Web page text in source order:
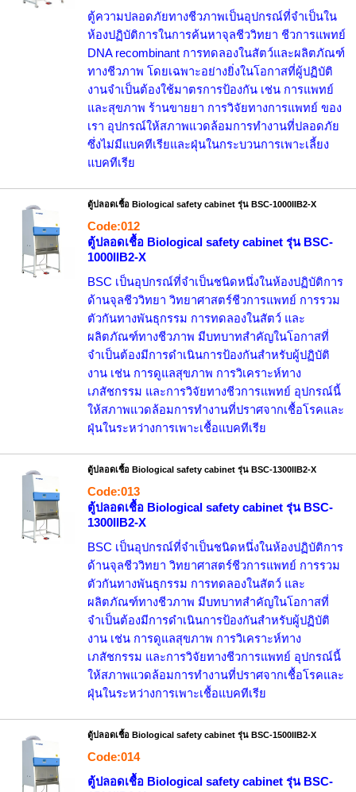
ตู้ความปลอดภัยทางชีวภาพเป็นอุปกรณ์ที่จำเป็นใน
ห้องปฏิบัติการในการค้นหาจุลชีววิทยา ชีวการแพทย์
DNA recombinant การทดลองในสัตว์และผลิตภัณฑ์
ทางชีวภาพ โดยเฉพาะอย่างยิ่งในโอกาสที่ผู้ปฏิบัติ
งานจำเป็นต้องใช้มาตรการป้องกัน เช่น การแพทย์
และสุขภาพ ร้านขายยา การวิจัยทางการแพทย์ ของ
เรา อุปกรณ์ให้สภาพแวดล้อมการทำงานที่ปลอดภัย
ซึ่งไม่มีแบคทีเรียและฝุ่นในกระบวนการเพาะเลี้ยง
แบคทีเรีย
ตู้ปลอดเชื้อ Biological safety cabinet รุ่น BSC-1000IIB2-X
Code:012
ตู้ปลอดเชื้อ Biological safety cabinet รุ่น BSC-
1000IIB2-X
BSC เป็นอุปกรณ์ที่จำเป็นชนิดหนึ่งในห้องปฏิบัติการ
ด้านจุลชีววิทยา วิทยาศาสตร์ชีวการแพทย์ การรวม
ตัวกันทางพันธุกรรม การทดลองในสัตว์ และ
ผลิตภัณฑ์ทางชีวภาพ มีบทบาทสำคัญในโอกาสที่
จำเป็นต้องมีการดำเนินการป้องกันสำหรับผู้ปฏิบัติ
งาน เช่น การดูแลสุขภาพ การวิเคราะห์ทาง
เภสัชกรรม และการวิจัยทางชีวการแพทย์ อุปกรณ์นี้
ให้สภาพแวดล้อมการทำงานที่ปราศจากเชื้อโรคและ
ฝุ่นในระหว่างการเพาะเชื้อแบคทีเรีย
ตู้ปลอดเชื้อ Biological safety cabinet รุ่น BSC-1300IIB2-X
Code:013
ตู้ปลอดเชื้อ Biological safety cabinet รุ่น BSC-
1300IIB2-X
BSC เป็นอุปกรณ์ที่จำเป็นชนิดหนึ่งในห้องปฏิบัติการ
ด้านจุลชีววิทยา วิทยาศาสตร์ชีวการแพทย์ การรวม
ตัวกันทางพันธุกรรม การทดลองในสัตว์ และ
ผลิตภัณฑ์ทางชีวภาพ มีบทบาทสำคัญในโอกาสที่
จำเป็นต้องมีการดำเนินการป้องกันสำหรับผู้ปฏิบัติ
งาน เช่น การดูแลสุขภาพ การวิเคราะห์ทาง
เภสัชกรรม และการวิจัยทางชีวการแพทย์ อุปกรณ์นี้
ให้สภาพแวดล้อมการทำงานที่ปราศจากเชื้อโรคและ
ฝุ่นในระหว่างการเพาะเชื้อแบคทีเรีย
ตู้ปลอดเชื้อ Biological safety cabinet รุ่น BSC-1500IIB2-X
Code:014
ตู้ปลอดเชื้อ Biological safety cabinet รุ่น BSC-